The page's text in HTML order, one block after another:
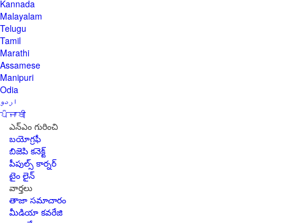
Kannada
Malayalam
Telugu
Tamil
Marathi
Assamese
Manipuri
Odia
اردو
ਪੰਜਾਬੀ
ఎన్ఎం గురించి
బయోగ్రఫీ
బిజెపి కనెక్ట్
పీపుల్స్ కార్నర్
టైం లైన్
వార్తలు
తాజా సమాచారం
మీడియా కవరేజి